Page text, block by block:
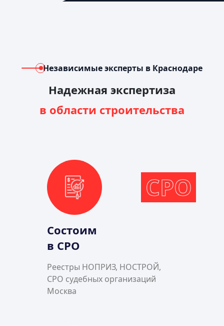
Независимые эксперты в Краснодаре
Надежная экспертиза
в области строительства
СРО
Состоим
в СРО
Реестры НОПРИЗ, НОСТРОЙ,
СРО судебных организаций
Москва